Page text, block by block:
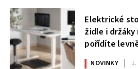
Elektrické
židle i
pořídíte
AlzaErgo
NOVINKY